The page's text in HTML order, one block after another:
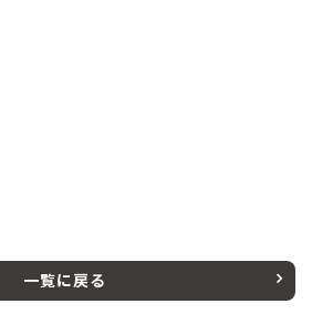
一覧に戻る